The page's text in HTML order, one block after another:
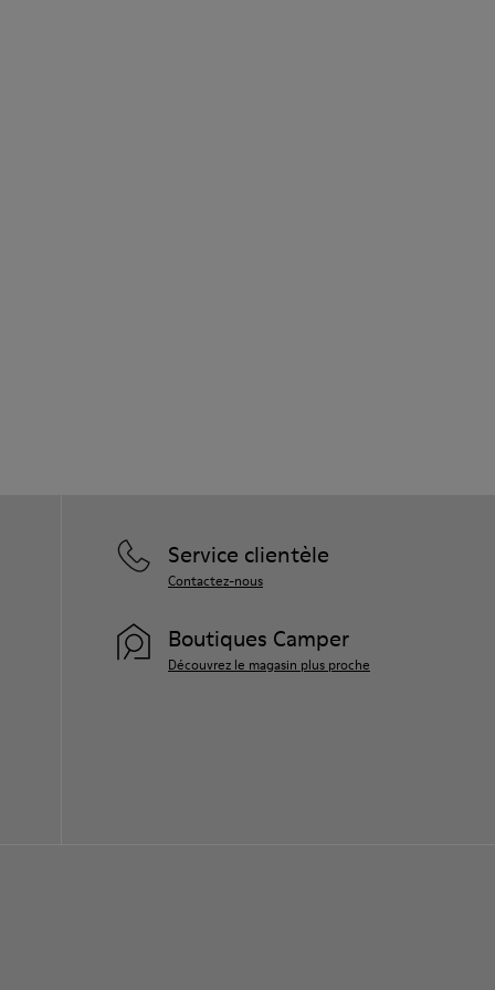
Service clientèle
Contactez-nous
Boutiques Camper
Découvrez le magasin plus proche